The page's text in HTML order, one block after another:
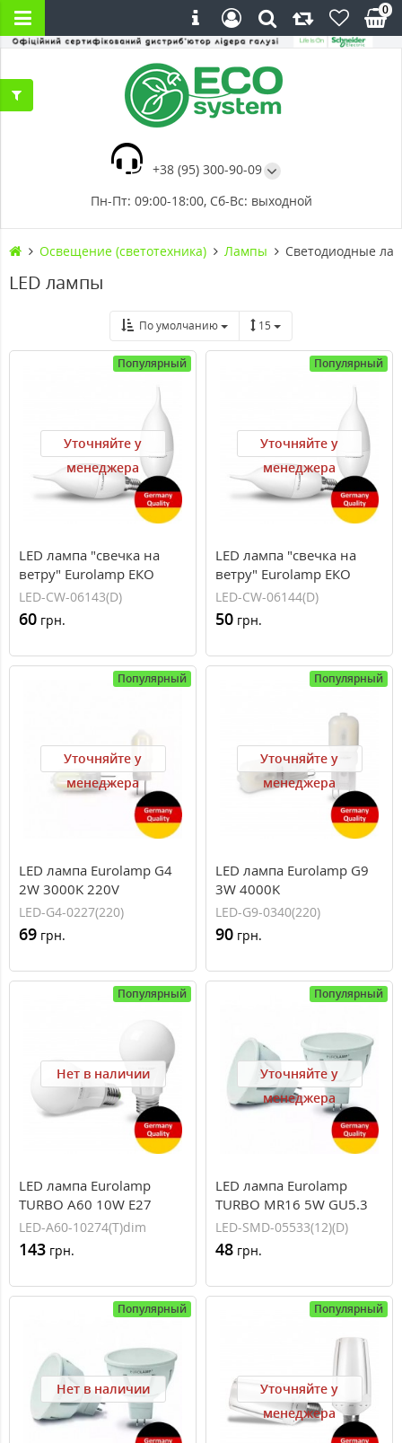
+38 (95) 300-90-09
Пн-Пт: 09:00-18:00, Сб-Вс: выходной
0
Освещение (светотехника) Лампы Светодиодные
LED лампы
По умолчанию 15
Популярный
Уточняйте у
менеджера
LED лампа "свечка на
ветру" Eurolamp ЕКО
серия "D" 6W E14 3000K
(50)
LED-CW-06143(D)
60 грн.
Популярный
Уточняйте у
менеджера
LED лампа "свечка на
ветру" Eurolamp ЕКО
серия "D" 6W E14 4000K
(50)
LED-CW-06144(D)
50 грн.
Популярный
Уточняйте у
менеджера
LED лампа Eurolamp G4
2W 3000K 220V
LED-G4-0227(220)
69 грн.
Популярный
Уточняйте у
менеджера
LED лампа Eurolamp G9
3W 4000K
LED-G9-0340(220)
90 грн.
Популярный
Нет в наличии
LED лампа Eurolamp
TURBO A60 10W E27
4000K (50) dimmable
LED-A60-10274(T)dim
143 грн.
Популярный
Уточняйте у
менеджера
LED лампа Eurolamp
TURBO MR16 5W GU5.3
3000K 12V
LED-SMD-05533(12)(D)
48 грн.
Популярный
Нет в наличии
Популярный
Уточняйте у
менеджера